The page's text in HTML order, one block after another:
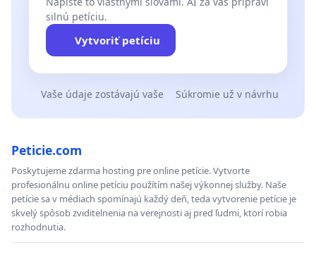
silnú petíciu.
Vytvoriť petíciu
Vaše údaje zostávajú vaše Súkromie už v návrhu
Peticie.com
Poskytujeme zdarma hosting pre online petície. Vytvorte
profesionálnu online petíciu použítím našej výkonnej služby. Naše
petície sa v médiach spomínajú každý deň, teda vytvorenie petície je
skvelý spôsob zviditelnenia na verejnosti aj pred ľudmi, ktorí robia
rozhodnutia.